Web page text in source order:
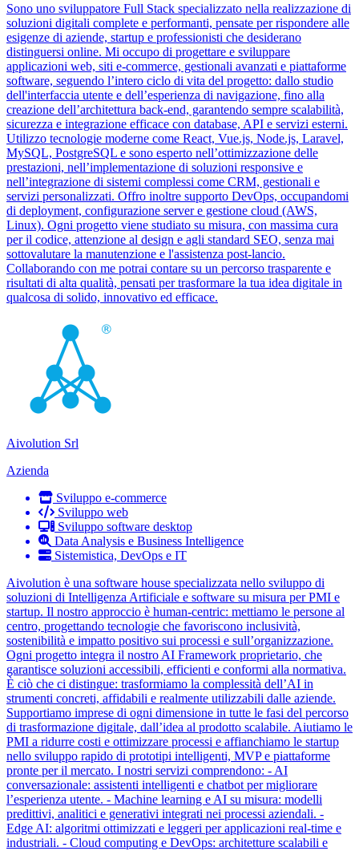
Sono uno sviluppatore Full Stack specializzato nella realizzazione di
soluzioni digitali complete e performanti, pensate per rispondere alle
esigenze di aziende, startup e professionisti che desiderano
distinguersi online. Mi occupo di progettare e sviluppare
applicazioni web, siti e-commerce, gestionali avanzati e piattaforme
software, seguendo l’intero ciclo di vita del progetto: dallo studio
dell'interfaccia utente e dell’esperienza di navigazione, fino alla
creazione dell’architettura back-end, garantendo sempre scalabilità,
sicurezza e integrazione efficace con database, API e servizi esterni.
Utilizzo tecnologie moderne come React, Vue.js, Node.js, Laravel,
MySQL, PostgreSQL e sono esperto nell’ottimizzazione delle
prestazioni, nell’implementazione di soluzioni responsive e
nell’integrazione di sistemi complessi come CRM, gestionali e
servizi personalizzati. Offro inoltre supporto DevOps, occupandomi
di deployment, configurazione server e gestione cloud (AWS,
Linux). Ogni progetto viene studiato su misura, con massima cura
per il codice, attenzione al design e agli standard SEO, senza mai
sottovalutare la manutenzione e l'assistenza post-lancio.
Collaborando con me potrai contare su un percorso trasparente e
risultati di alta qualità, pensati per trasformare la tua idea digitale in
qualcosa di solido, innovativo ed efficace.
Aivolution Srl
Azienda
Sviluppo e-commerce
Sviluppo web
Sviluppo software desktop
Data Analysis e Business Intelligence
Sistemistica, DevOps e IT
Aivolution è una software house specializzata nello sviluppo di
soluzioni di Intelligenza Artificiale e software su misura per PMI e
startup. Il nostro approccio è human-centric: mettiamo le persone al
centro, progettando tecnologie che favoriscono inclusività,
sostenibilità e impatto positivo sui processi e sull’organizzazione.
Ogni progetto integra il nostro AI Framework proprietario, che
garantisce soluzioni accessibili, efficienti e conformi alla normativa.
È ciò che ci distingue: trasformiamo la complessità dell’AI in
strumenti concreti, affidabili e realmente utilizzabili dalle aziende.
Supportiamo imprese di ogni dimensione in tutte le fasi del percorso
di trasformazione digitale, dall’idea al prodotto scalabile. Aiutiamo le
PMI a ridurre costi e ottimizzare processi e affianchiamo le startup
nello sviluppo rapido di prototipi intelligenti, MVP e piattaforme
pronte per il mercato. I nostri servizi comprendono: - AI
conversazionale: assistenti intelligenti e chatbot per migliorare
l’esperienza utente. - Machine learning e AI su misura: modelli
predittivi, analitici e generativi integrati nei processi aziendali. -
Edge AI: algoritmi ottimizzati e leggeri per applicazioni real-time e
industriali. - Cloud computing e DevOps: architetture scalabili e